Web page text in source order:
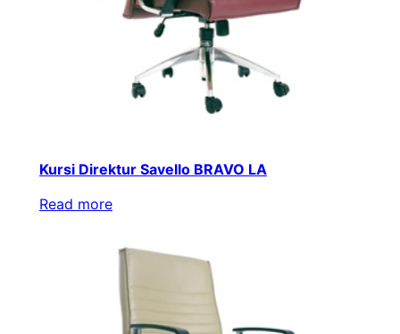
Kursi Direktur Savello BRAVO LA
Read more